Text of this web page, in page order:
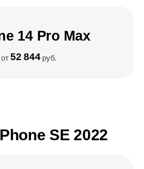
14 Pro Max
от52 844руб.
SE 2022